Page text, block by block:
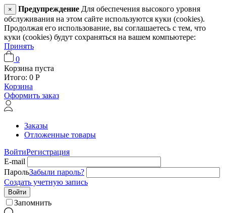
× Предупреждение Для обеспечения высокого уровня
обслуживания на этом сайте используются куки (cookies).
Продолжая его использование, вы соглашаетесь с тем, что
куки (cookies) будут сохраняться на вашем компьютере:
Принять
0
Корзина пуста
Итого: 0 Р
Корзина
Оформить заказ
Заказы
Отложенные товары
ВойтиРегистрация
E-mail
ПарольЗабыли пароль?
Создать учетную запись
Войти
Запомнить